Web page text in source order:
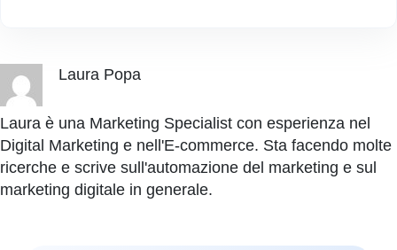
Laura Popa
Laura è una Marketing Specialist con esperienza nel
Digital Marketing e nell'E-commerce. Sta facendo molte
ricerche e scrive sull'automazione del marketing e sul
marketing digitale in generale.